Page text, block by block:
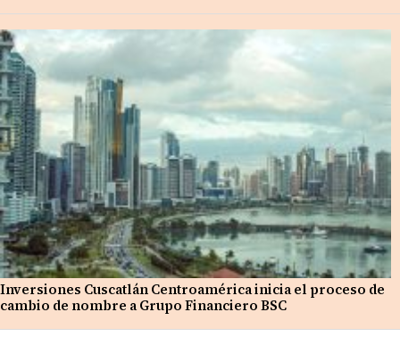
Inversiones Cuscatlán Centroamérica inicia el proceso de
cambio de nombre a Grupo Financiero BSC